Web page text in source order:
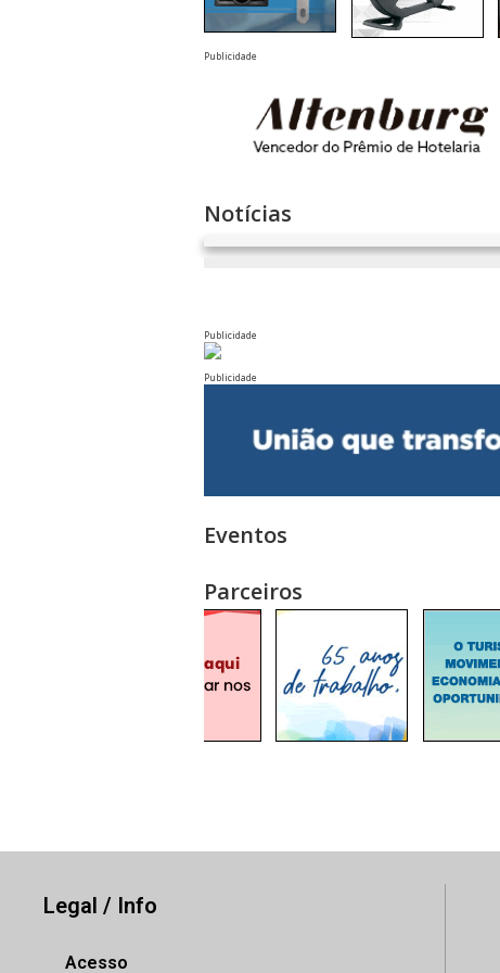
Publicidade
Notícias
Publicidade
Publicidade
Eventos
Parceiros
Legal / Info
Acesso